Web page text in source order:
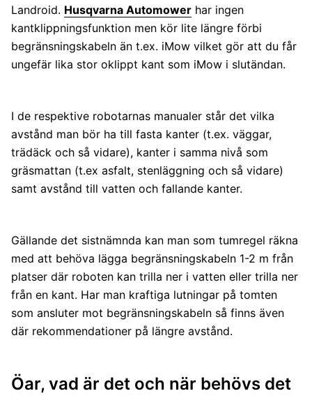
Landroid. Husqvarna Automower har ingen
kantklippningsfunktion men kör lite längre förbi
begränsningskabeln än t.ex. iMow vilket gör att du får
ungefär lika stor oklippt kant som iMow i slutändan.
I de respektive robotarnas manualer står det vilka
avstånd man bör ha till fasta kanter (t.ex. väggar,
trädäck och så vidare), kanter i samma nivå som
gräsmattan (t.ex asfalt, stenläggning och så vidare)
samt avstånd till vatten och fallande kanter.
Gällande det sistnämnda kan man som tumregel räkna
med att behöva lägga begränsningskabeln 1-2 m från
platser där roboten kan trilla ner i vatten eller trilla ner
från en kant. Har man kraftiga lutningar på tomten
som ansluter mot begränsningskabeln så finns även
där rekommendationer på längre avstånd.
Öar, vad är det och när behövs det